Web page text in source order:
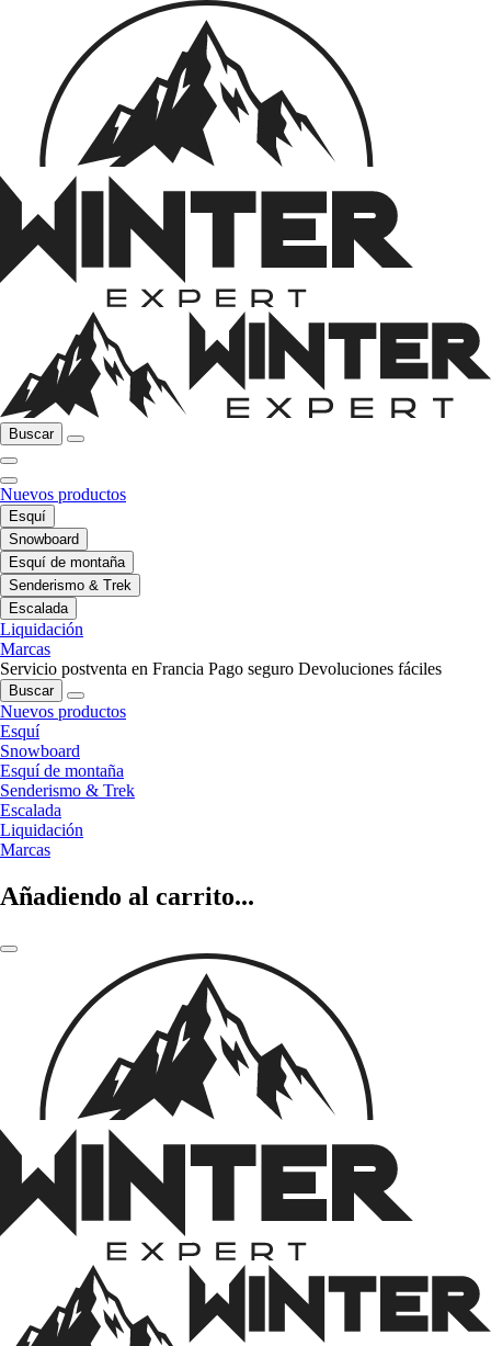
Buscar
Nuevos productos
Esquí
Snowboard
Esquí de montaña
Senderismo & Trek
Escalada
Liquidación
Marcas
Servicio postventa en Francia Pago seguro Devoluciones fáciles
Buscar
Nuevos productos
Esquí
Snowboard
Esquí de montaña
Senderismo & Trek
Escalada
Liquidación
Marcas
Añadiendo al carrito...